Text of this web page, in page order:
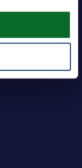
vergessen?